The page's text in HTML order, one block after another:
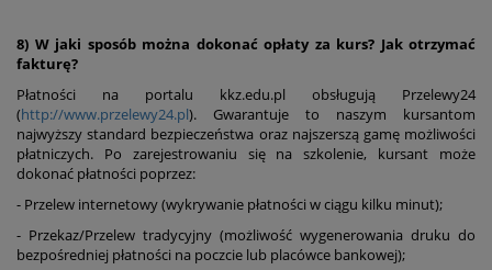
8) W jaki sposób można dokonać opłaty za kurs? Jak otrzymać
fakturę?
Płatności na portalu kkz.edu.pl obsługują Przelewy24
(http://www.przelewy24.pl). Gwarantuje to naszym kursantom
najwyższy standard bezpieczeństwa oraz najszerszą gamę możliwości
płatniczych. Po zarejestrowaniu się na szkolenie, kursant może
dokonać płatności poprzez:
- Przelew internetowy (wykrywanie płatności w ciągu kilku minut);
- Przekaz/Przelew tradycyjny (możliwość wygenerowania druku do
bezpośredniej płatności na poczcie lub placówce bankowej);